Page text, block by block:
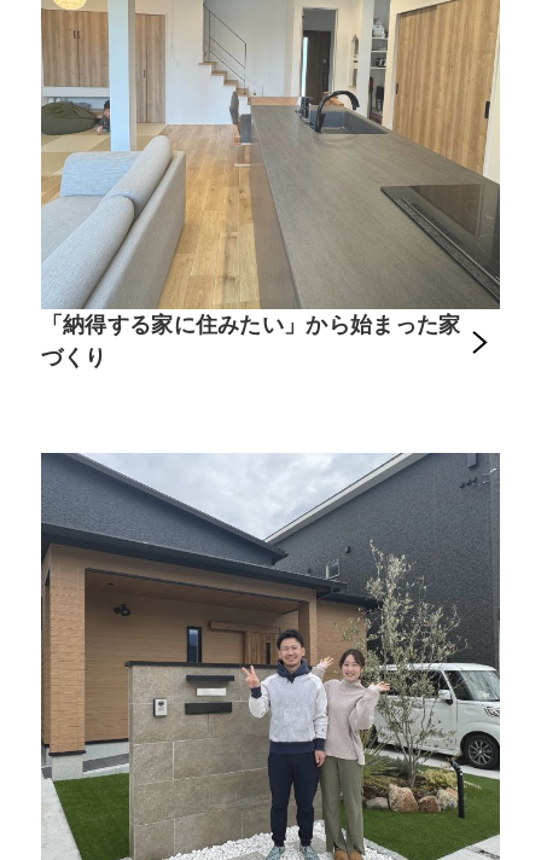
「納得する家に住みたい」から始まった家
づくり